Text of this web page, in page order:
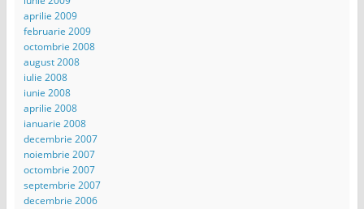
aprilie 2009
februarie 2009
octombrie 2008
august 2008
iulie 2008
iunie 2008
aprilie 2008
ianuarie 2008
decembrie 2007
noiembrie 2007
octombrie 2007
septembrie 2007
decembrie 2006